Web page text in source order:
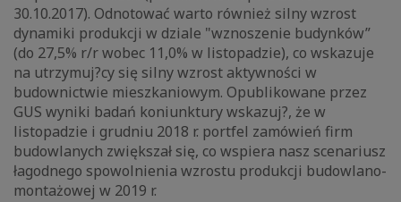
30.10.2017). Odnotować warto również silny wzrost
dynamiki produkcji w dziale "wznoszenie budynków”
(do 27,5% r/r wobec 11,0% w listopadzie), co wskazuje
na utrzymuj?cy się silny wzrost aktywności w
budownictwie mieszkaniowym. Opublikowane przez
GUS wyniki badań koniunktury wskazuj?, że w
listopadzie i grudniu 2018 r. portfel zamówień firm
budowlanych zwiększał się, co wspiera nasz scenariusz
łagodnego spowolnienia wzrostu produkcji budowlano-
montażowej w 2019 r.